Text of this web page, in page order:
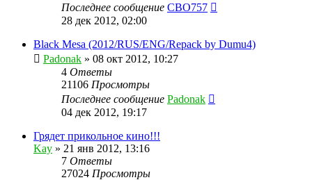
Последнее сообщение CBO757
28 дек 2012, 02:00
Black Mesa (2012/RUS/ENG/Repack by Dumu4)
Padonak » 08 окт 2012, 10:27
4 Ответы
21106 Просмотры
Последнее сообщение Padonak
04 дек 2012, 19:17
Грядет прикольное кино!!!
Kay » 21 янв 2012, 13:16
7 Ответы
27024 Просмотры